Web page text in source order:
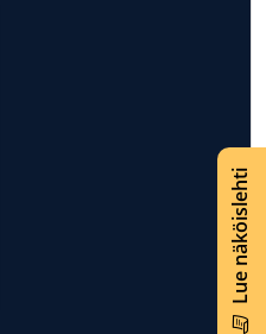
Lue näköislehti